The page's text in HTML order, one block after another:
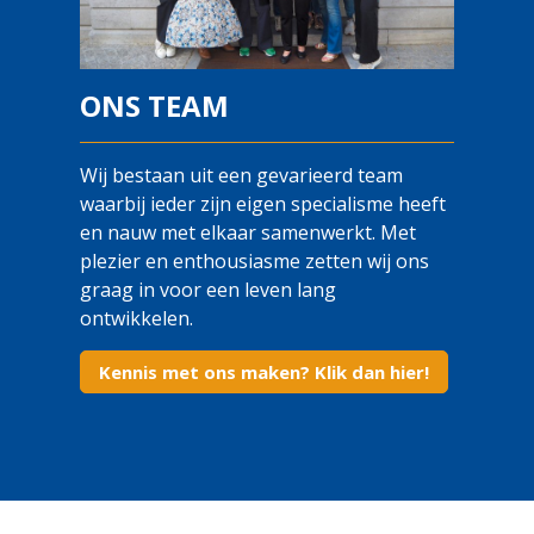
ONS TEAM
Wij bestaan uit een gevarieerd team
waarbij ieder zijn eigen specialisme heeft
en nauw met elkaar samenwerkt. Met
plezier en enthousiasme zetten wij ons
graag in voor een leven lang
ontwikkelen.
Kennis met ons maken? Klik dan hier!